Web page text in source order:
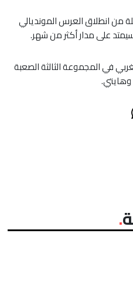
من انطلاق العرس المونديالي
في المجموعة الثالثة الصعبة
وهايتي.